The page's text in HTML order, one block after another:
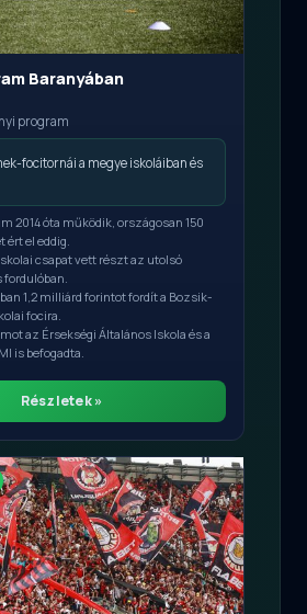
Baranyában
program
focitornái a megye iskoláiban és
2014 óta működik, országosan 150
el eddig.
csapat vett részt az utolsó
1,2 milliárd forintot fordít a Bozsik-
focira.
az Érsekségi Általános Iskola és a
is befogadta.
Részletek »